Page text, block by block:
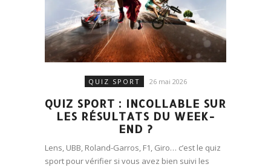
QUIZ SPORT 26 mai 2026
QUIZ SPORT : INCOLLABLE SUR
LES RÉSULTATS DU WEEK-
END ?
Lens, UBB, Roland-Garros, F1, Giro… c’est le quiz
sport pour vérifier si vous avez bien suivi les